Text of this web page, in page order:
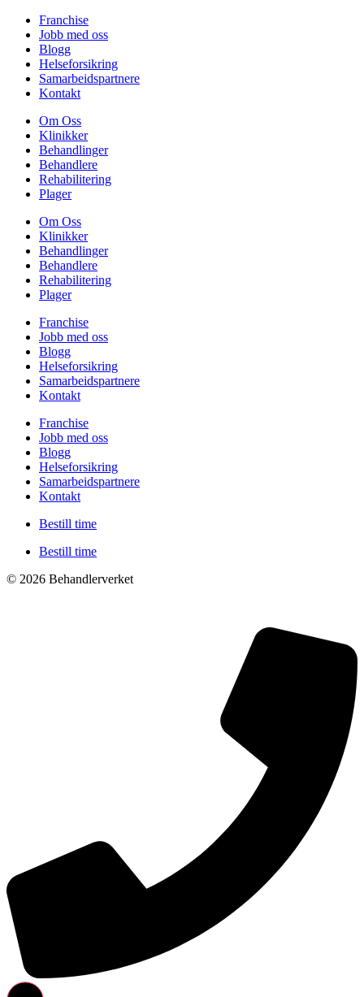
Franchise
Jobb med oss
Blogg
Helseforsikring
Samarbeidspartnere
Kontakt
Om Oss
Klinikker
Behandlinger
Behandlere
Rehabilitering
Plager
Om Oss
Klinikker
Behandlinger
Behandlere
Rehabilitering
Plager
Franchise
Jobb med oss
Blogg
Helseforsikring
Samarbeidspartnere
Kontakt
Franchise
Jobb med oss
Blogg
Helseforsikring
Samarbeidspartnere
Kontakt
Bestill time
Bestill time
© 2026 Behandlerverket